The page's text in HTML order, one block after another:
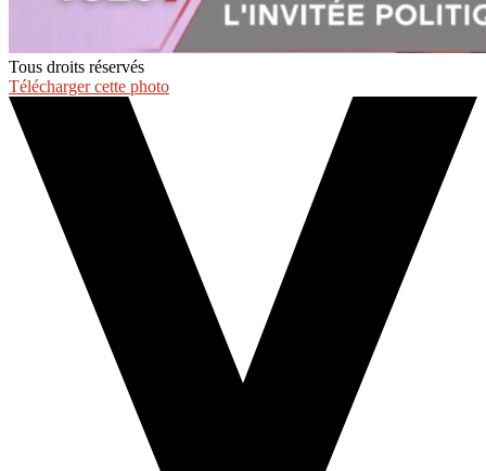
Tous droits réservés
Télécharger cette photo